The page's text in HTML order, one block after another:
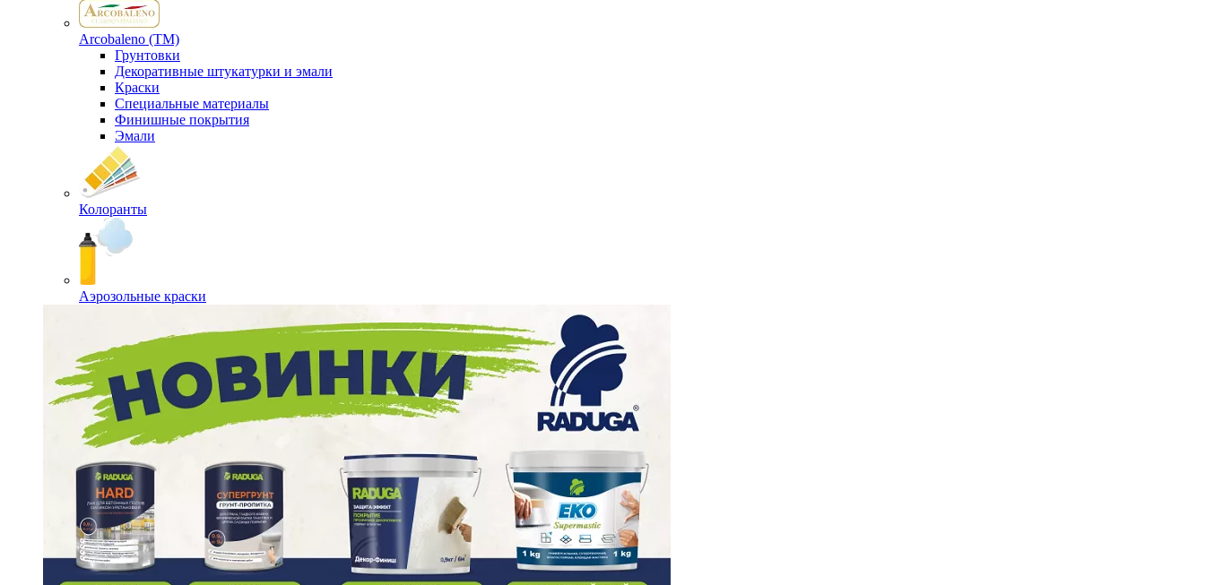
Arcobaleno (ТМ)
Грунтовки
Декоративные штукатурки и эмали
Краски
Специальные материалы
Финишные покрытия
Эмали
Колоранты
Аэрозольные краски